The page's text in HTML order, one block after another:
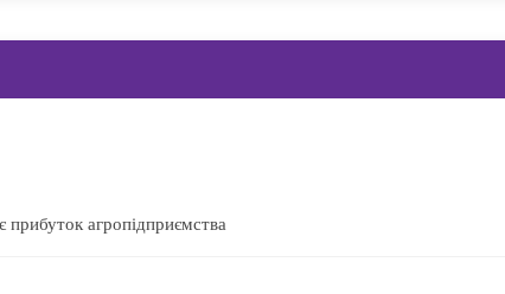
прибуток агропідприємства